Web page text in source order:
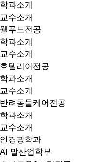
학과소개
교수소개
웰푸드전공
학과소개
교수소개
호텔리어전공
학과소개
교수소개
반려동물케어전공
학과소개
교수소개
안경광학과
AI 말산업학부